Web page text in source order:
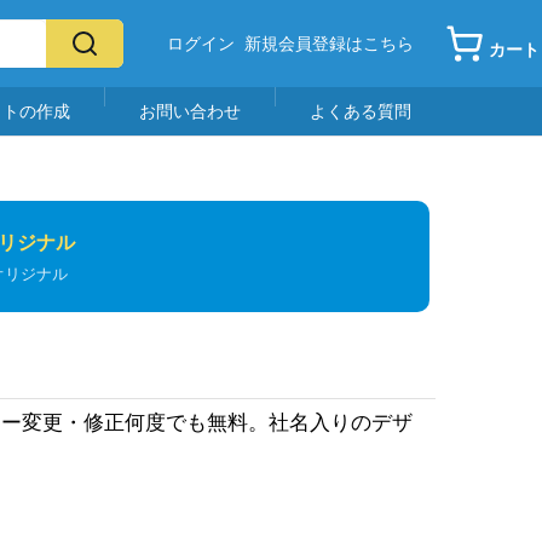
ログイン 新規会員登録はこちら カート
の作成 お問い合わせ よくある質問
ジナル
リジナル
変更・修正何度でも無料。社名入りのデザ